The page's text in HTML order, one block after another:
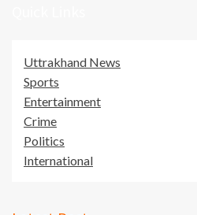
Uttrakhand News
Sports
Entertainment
Crime
Politics
International